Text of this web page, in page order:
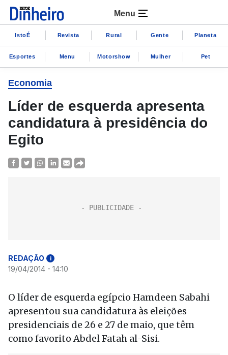
Menu
IstoÉ Revista Rural Gente Planeta
Esportes Menu Motorshow Mulher Pet
Economia
Líder de esquerda apresenta
candidatura à presidência do
Egito
REDAÇÃO i
19/04/2014 - 14:10
O líder de esquerda egípcio Hamdeen Sabahi
apresentou sua candidatura às eleições
presidenciais de 26 e 27 de maio, que têm
como favorito Abdel Fatah al-Sisi.